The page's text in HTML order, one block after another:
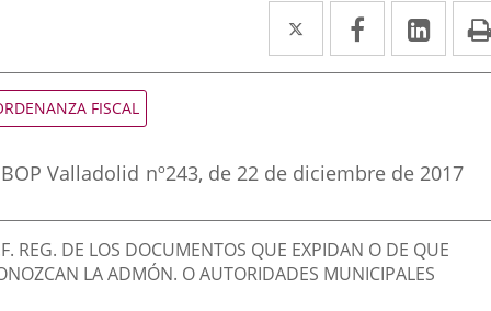
Twitter
Enlace
a
externa.
Facebook
Enlace
a
externa.
a
FISCAL
BOP Valladolid nº243, de 22 de diciembre de 2017
REG. DE LOS DOCUMENTOS QUE EXPIDAN O DE QUE
LA ADMÓN. O AUTORIDADES MUNICIPALES